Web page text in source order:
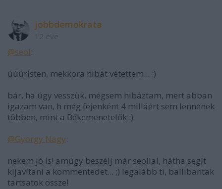
jobbdemokrata
@seol:
úúúristen, mekkora hibát vétettem... :)
bár, ha úgy vesszük, mégsem hibáztam, mert abban
igazam van, h még fejenként 4 milláért sem lennének
többen, mint a Békemenetelők :)
@Gyorgy Nagy:
nekem jó is! amúgy beszélj már seollal, hátha segít
kijavítani a kommentedet... ;) legalább ti, ballibantak
tartsatok össze!